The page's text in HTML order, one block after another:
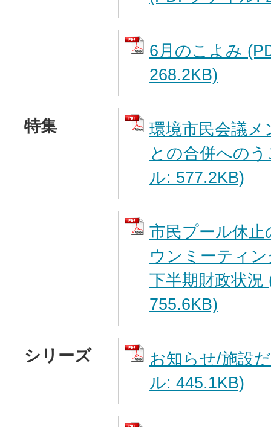
6月のこよみ
268.2KB)
特集
環境市民会議メ
との合併への
ル: 577.2KB)
市民プール休
ウンミーティ
下半期財政状
755.6KB)
シリーズ
お知らせ/施設
ル: 445.1KB)